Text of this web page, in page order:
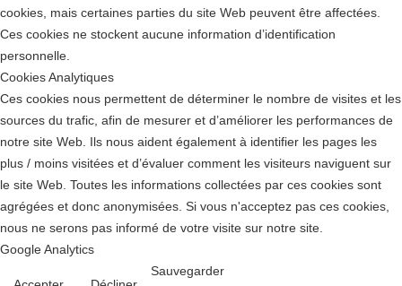
cookies, mais certaines parties du site Web peuvent être affectées.
Ces cookies ne stockent aucune information d’identification
personnelle.
Cookies Analytiques
Ces cookies nous permettent de déterminer le nombre de visites et les
sources du trafic, afin de mesurer et d’améliorer les performances de
notre site Web. Ils nous aident également à identifier les pages les
plus / moins visitées et d’évaluer comment les visiteurs naviguent sur
le site Web. Toutes les informations collectées par ces cookies sont
agrégées et donc anonymisées. Si vous n'acceptez pas ces cookies,
nous ne serons pas informé de votre visite sur notre site.
Google Analytics
Sauvegarder